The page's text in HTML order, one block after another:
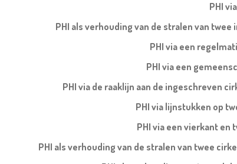
PHI
PHI als verhouding van de stralen van
PHI via een
PHI via een
PHI via de raaklijn aan de ingeschreven
PHI via lijnstukken op
PHI via een vierkant en
PHI als verhouding van de stralen van twee